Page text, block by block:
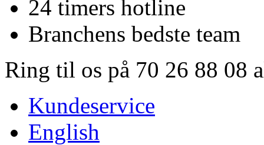
24 timers hotline
Branchens bedste team
Ring til os på 70 26 88 08
Kundeservice
English